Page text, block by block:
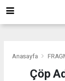
Anasayfa
Çöp